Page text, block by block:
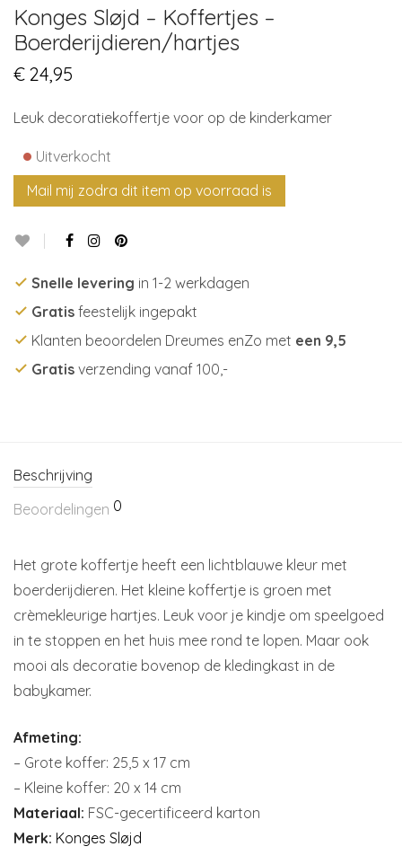
Konges Sløjd – Koffertjes –
Boerderijdieren/hartjes
€ 24,95
Leuk decoratiekoffertje voor op de kinderkamer
• Uitverkocht
Snelle levering in 1-2 werkdagen
Gratis feestelijk ingepakt
Klanten beoordelen Dreumes enZo met een 9,5
Gratis verzending vanaf 100,-
Beschrijving
Beoordelingen 0
Het grote koffertje heeft een lichtblauwe kleur met
boerderijdieren. Het kleine koffertje is groen met
crèmekleurige hartjes. Leuk voor je kindje om speelgoed
in te stoppen en het huis mee rond te lopen. Maar ook
mooi als decoratie bovenop de kledingkast in de
babykamer.
Afmeting:
– Grote koffer: 25,5 x 17 cm
– Kleine koffer: 20 x 14 cm
Materiaal: FSC-gecertificeerd karton
Merk: Konges Sløjd